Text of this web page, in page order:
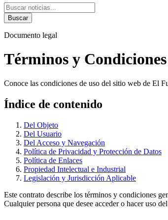
Buscar
Documento legal
Términos y Condiciones
Conoce las condiciones de uso del sitio web de El
Índice de contenido
Del Objeto
Del Usuario
Del Acceso y Navegación
Política de Privacidad y Protección de Datos
Política de Enlaces
Propiedad Intelectual e Industrial
Legislación y Jurisdicción Aplicable
Este contrato describe los términos y condiciones
Cualquier persona que desee acceder o hacer uso